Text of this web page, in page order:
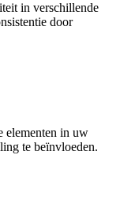
in verschillende
door
elementen in uw
te beïnvloeden.